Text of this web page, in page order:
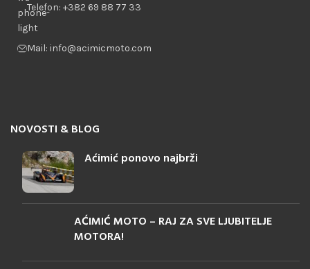
Telefon: +382 69 88 77 33
Mail: info@acimicmoto.com
NOVOSTI & BLOG
Aćimić ponovo najbrži
AĆIMIĆ MOTO – RAJ ZA SVE LJUBITELJE
MOTORA!